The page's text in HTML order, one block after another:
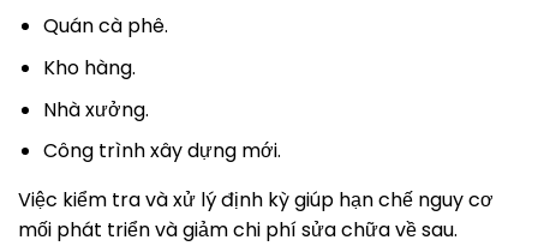
Quán cà phê.
Kho hàng.
Nhà xưởng.
Công trình xây dựng mới.
Việc kiểm tra và xử lý định kỳ giúp hạn chế nguy cơ
mối phát triển và giảm chi phí sửa chữa về sau.